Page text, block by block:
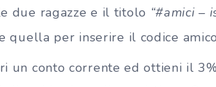
due ragazze e il titolo “#amici –
quella per inserire il codice amico
un conto corrente ed ottieni il